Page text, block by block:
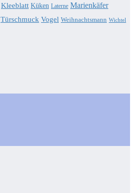
Kleeblatt Küken Laterne Marienkäfer
Türschmuck Vogel Weihnachtsmann Wichtel